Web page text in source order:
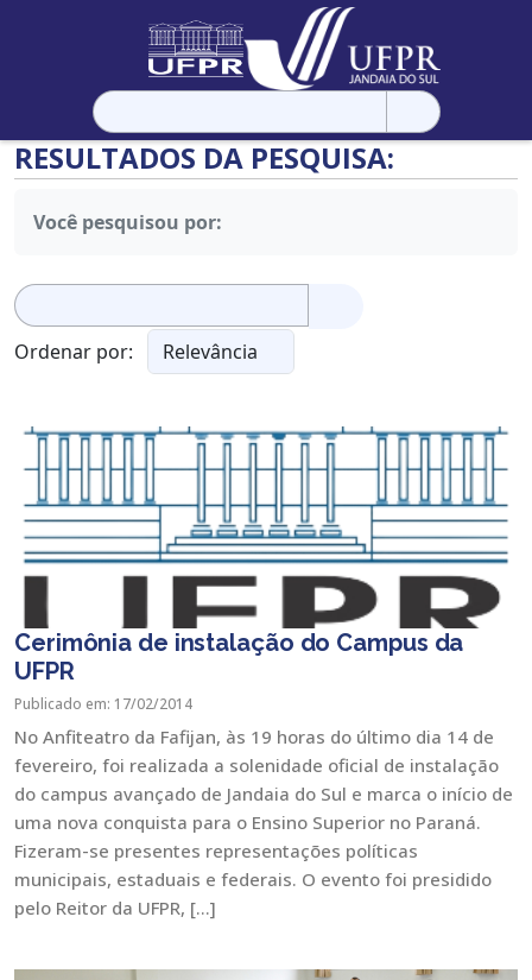
Pesquisar
por:
RESULTADOS DA PESQUISA:
Você pesquisou por:
Pesquisar
por:
Ordenar por:
Cerimônia de instalação do Campus da
UFPR
Publicado em: 17/02/2014
No Anfiteatro da Fafijan, às 19 horas do último dia 14 de
fevereiro, foi realizada a solenidade oficial de instalação
do campus avançado de Jandaia do Sul e marca o início de
uma nova conquista para o Ensino Superior no Paraná.
Fizeram-se presentes representações políticas
municipais, estaduais e federais. O evento foi presidido
pelo Reitor da UFPR, […]